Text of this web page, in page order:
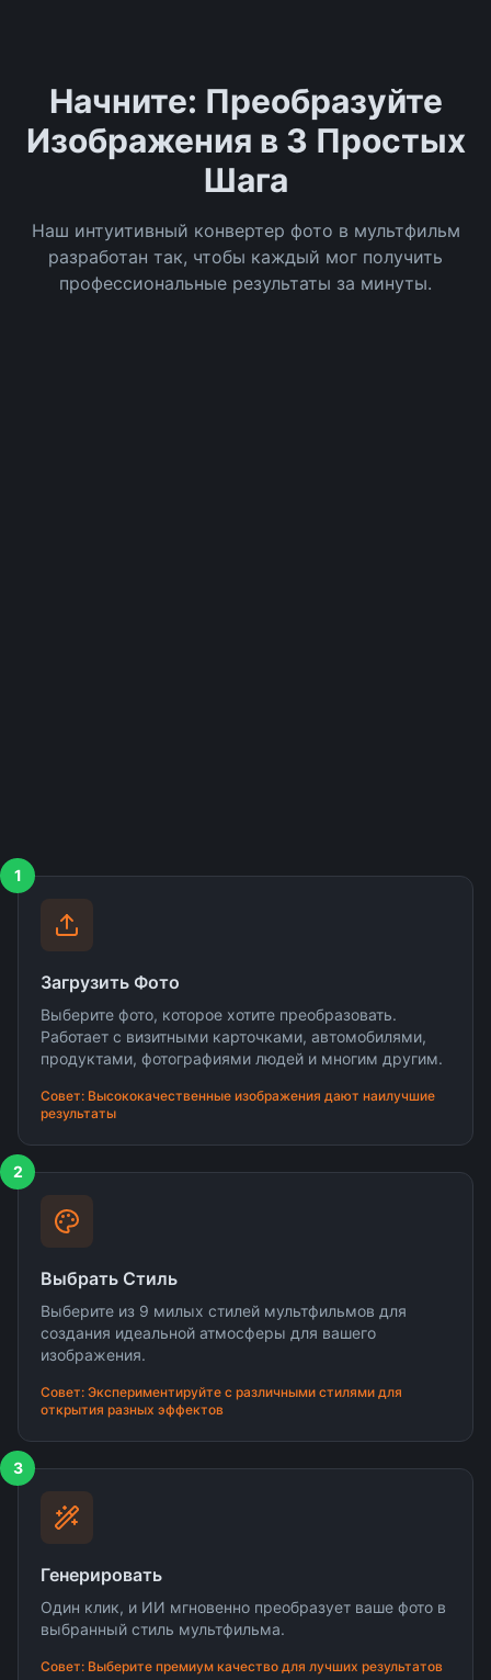
Начните: Преобразуйте
Изображения в 3 Простых
Шага
Наш интуитивный конвертер фото в мультфильм
разработан так, чтобы каждый мог получить
профессиональные результаты за минуты.
1
Загрузить Фото
Выберите фото, которое хотите преобразовать.
Работает с визитными карточками, автомобилями,
продуктами, фотографиями людей и многим другим.
Совет: Высококачественные изображения дают наилучшие
результаты
2
Выбрать Стиль
Выберите из 9 милых стилей мультфильмов для
создания идеальной атмосферы для вашего
изображения.
Совет: Экспериментируйте с различными стилями для
открытия разных эффектов
3
Генерировать
Один клик, и ИИ мгновенно преобразует ваше фото в
выбранный стиль мультфильма.
Совет: Выберите премиум качество для лучших результатов